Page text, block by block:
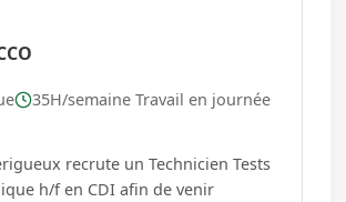
35H/semaine Travail en journée
recrute un Technicien Tests
h/f en CDI afin de venir